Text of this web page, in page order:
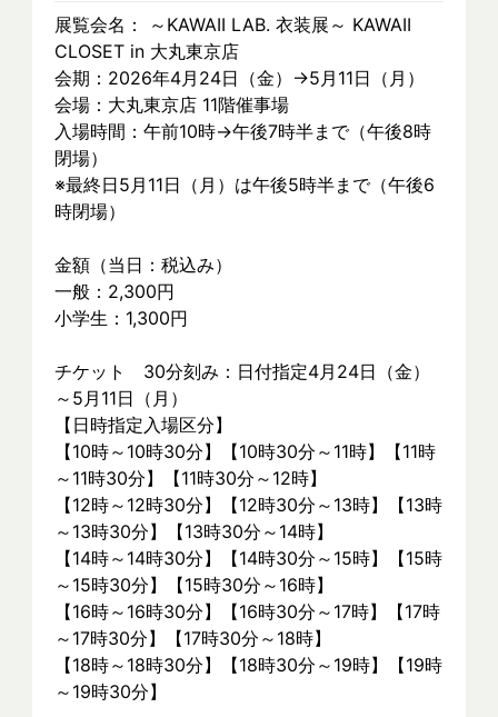
展覧会名： ～KAWAII LAB. 衣装展～ KAWAII
CLOSET in 大丸東京店
会期：2026年4月24日（金）→5月11日（月）
会場：大丸東京店 11階催事場
入場時間：午前10時→午後7時半まで（午後8時
閉場）
※最終日5月11日（月）は午後5時半まで（午後6
時閉場）
金額（当日：税込み）
一般：2,300円
小学生：1,300円
チケット　30分刻み：日付指定4月24日（金）
～5月11日（月）
【日時指定入場区分】
【10時～10時30分】【10時30分～11時】【11時
～11時30分】【11時30分～12時】
【12時～12時30分】【12時30分～13時】【13時
～13時30分】【13時30分～14時】
【14時～14時30分】【14時30分～15時】【15時
～15時30分】【15時30分～16時】
【16時～16時30分】【16時30分～17時】【17時
～17時30分】【17時30分～18時】
【18時～18時30分】【18時30分～19時】【19時
～19時30分】